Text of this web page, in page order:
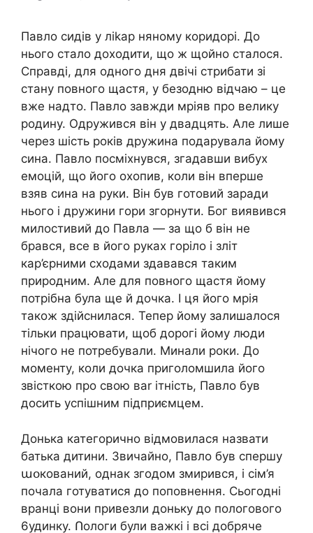
Павло сидів у лikap няному коридорі. До
нього стало доходити, що ж щойно сталося.
Справді, для одного дня двічі стрибати зі
стану повного щастя, у безодню відчаю – це
вже надто. Павло завжди мріяв про велику
родину. Одружився він у двадцять. Але лише
через шість років дружина подарувала йому
сина. Павло посміхнувся, згадавши вибух
емоцій, що його охопив, коли він вперше
взяв сина на руки. Він був готовий заради
нього і дружини гори згорнути. Бог виявився
милостивий до Павла — за що б він не
брався, все в його руках горіло і зліт
кар’єрними сходами здавався таким
природним. Але для повного щастя йому
потрібна була ще й дочка. І ця його мрія
також здійснилася. Тепер йому залишалося
тільки працювати, щоб дорогі йому люди
нічого не потребували. Минали роки. До
моменту, коли дочка приголомшила його
звісткою про свою ваr ітність, Павло був
досить успішним підприємцем.
Донька категорично відмовилася назвати
батька дитини. Звичайно, Павло був спершу
աօкований, однак згодом змирився, і сім’я
почала готуватися до поповнення. Сьогодні
вранці вони привезли доньку до пологового
6удинку. Ոологи були важкі і всі добряче